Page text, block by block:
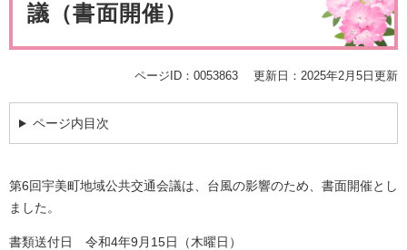
議（書面開催）
ページID：0053863 更新日：2025年2月5日更新
ページ内目次
第6回宇美町地域公共交通会議は、台風の影響のため、書面開催とし
ました。
書類送付日 令和4年9月15日（木曜日）